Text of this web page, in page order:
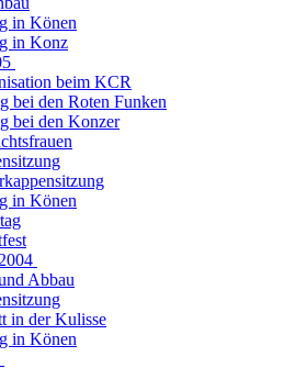
in Könen
in Konz
beim KCR
bei den Roten Funken
bei den Konzer
in Könen
Abbau
in der Kulisse
in Könen